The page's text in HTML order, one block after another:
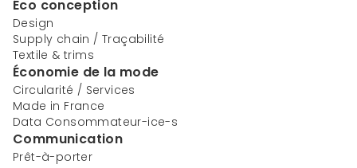
Éco conception
Design
Supply chain / Traçabilité
Textile & trims
Économie de la mode
Circularité / Services
Made in France
Data Consommateur-ice-s
Communication
Prêt-à-porter